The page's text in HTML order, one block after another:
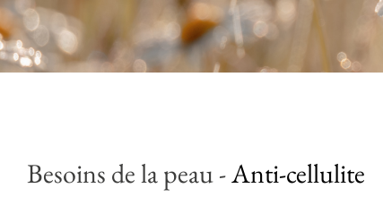
Besoins de la peau-Anti-cellulite